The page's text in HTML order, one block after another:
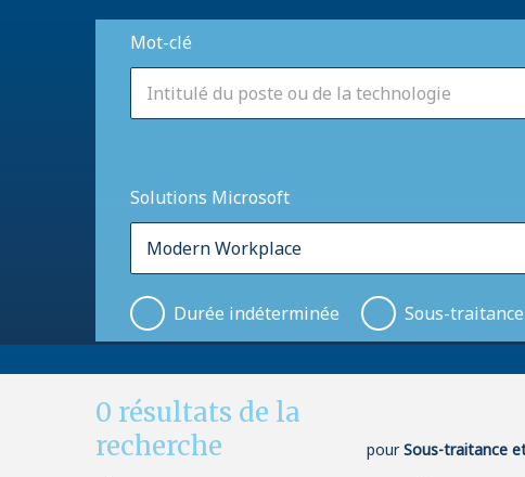
Mot-clé
Solutions Microsoft
Durée indéterminée Sous-traitance
0 résultats de la
recherche
pour Sous-traitance